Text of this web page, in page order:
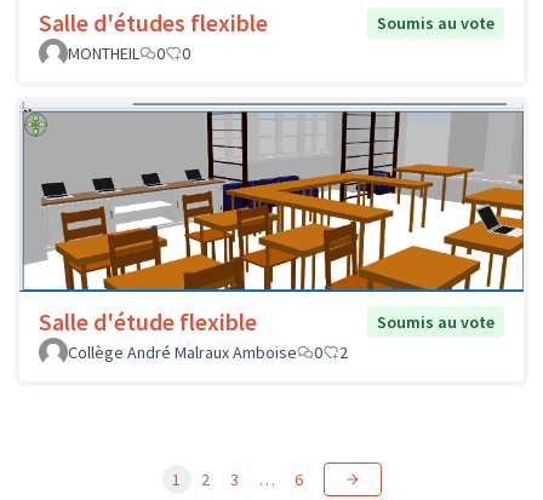
Salle d'études flexible
Soumis au vote
MONTHEIL
0 0
Salle d'étude flexible
Soumis au vote
Collège André Malraux Amboise
0 2
1 2 3 … 6